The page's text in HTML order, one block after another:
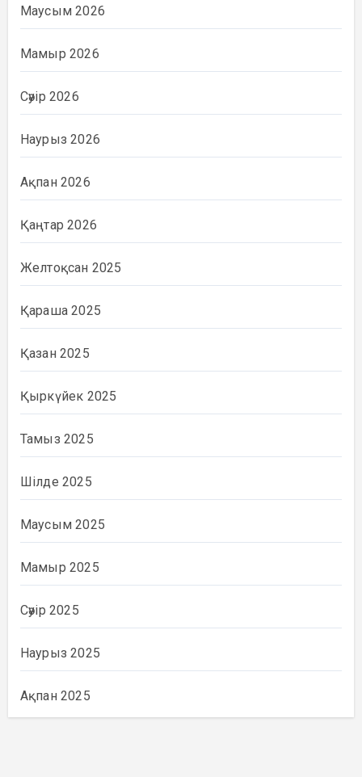
Маусым 2026
Мамыр 2026
Сәуір 2026
Наурыз 2026
Ақпан 2026
Қаңтар 2026
Желтоқсан 2025
Қараша 2025
Қазан 2025
Қыркүйек 2025
Тамыз 2025
Шілде 2025
Маусым 2025
Мамыр 2025
Сәуір 2025
Наурыз 2025
Ақпан 2025